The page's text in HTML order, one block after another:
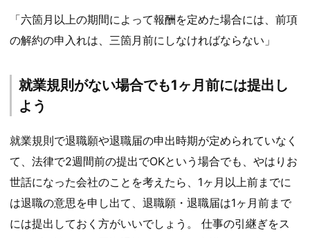
「六箇月以上の期間によって報酬を定めた場合には、前項
の解約の申入れは、三箇月前にしなければならない」
就業規則がない場合でも1ヶ月前には提出し
よう
就業規則で退職願や退職届の申出時期が定められていなく
て、法律で2週間前の提出でOKという場合でも、やはりお
世話になった会社のことを考えたら、1ヶ月以上前までに
は退職の意思を申し出て、退職願・退職届は1ヶ月前まで
には提出しておく方がいいでしょう。 仕事の引継ぎをス